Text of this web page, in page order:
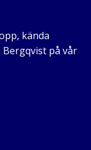
kända
Bergqvist på vår